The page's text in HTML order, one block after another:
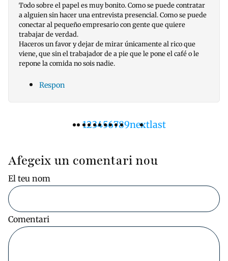
Todo sobre el papel es muy bonito. Como se puede contratar
a alguien sin hacer una entrevista presencial. Como se puede
conectar al pequeño empresario con gente que quiere
trabajar de verdad.
Haceros un favor y dejar de mirar únicamente al rico que
viene, que sin el trabajador de a pie que le pone el café o le
repone la comida no sois nadie.
Respon
Pàgina
1Pàgina
2Pàgina
3Pàgina
4Pàgina
5Pàgina
6Pàgina
7Pàgina
8Pàgina
9Pàgina
nextÚltima
last
Afegeix un comentari nou
El teu nom
Comentari